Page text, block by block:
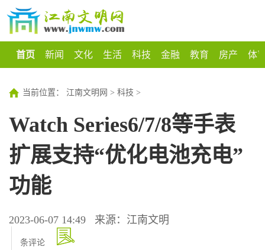
首页 新闻 文化 生活 科技 金融 教育 房产 体
当前位置： 江南文明网 > 科技 >
Watch Series6/7/8等手表
扩展支持“优化电池充电”
功能
2023-06-07 14:49 来源：江南文明
条评论